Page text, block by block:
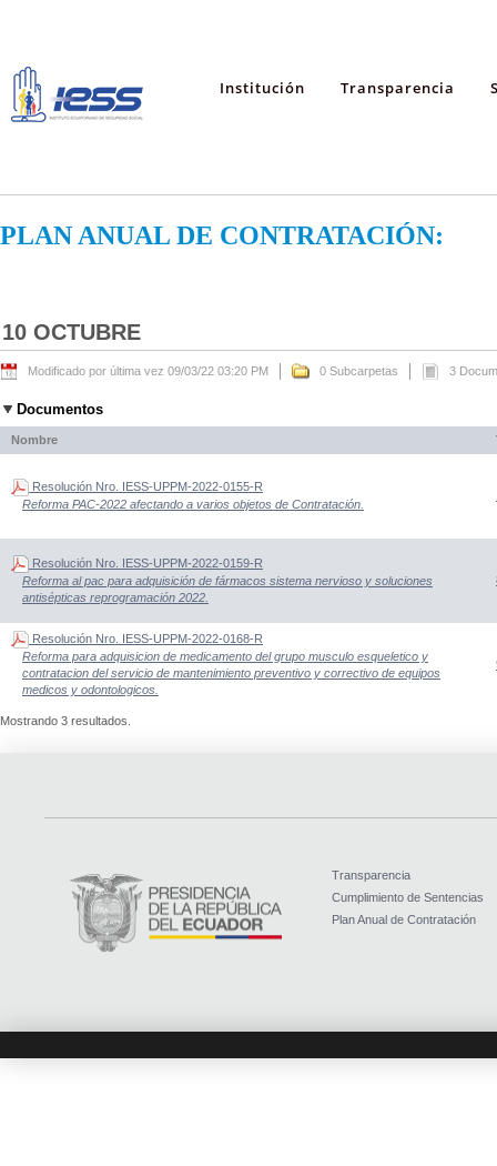
Institución Transparencia
PLAN ANUAL DE CONTRATACIÓN:
10 OCTUBRE
Modificado por última vez 09/03/22 03:20 PM 0 Subcarpetas 3
Documentos
Nombre
Resolución Nro. IESS-UPPM-2022-0155-R
Reforma PAC-2022 afectando a varios objetos de Contratación.
Resolución Nro. IESS-UPPM-2022-0159-R
Reforma al pac para adquisición de fármacos sistema nervioso y soluciones
antisépticas reprogramación 2022.
Resolución Nro. IESS-UPPM-2022-0168-R
Reforma para adquisicion de medicamento del grupo musculo esqueletico y
contratacion del servicio de mantenimiento preventivo y correctivo de equipos
medicos y odontologicos.
Mostrando 3 resultados.
Transparencia
Cumplimiento de Sentencias
Plan Anual de Contratación